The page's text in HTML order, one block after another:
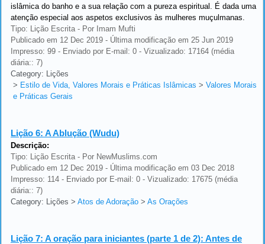
islâmica do banho e a sua relação com a pureza espiritual. É dada uma
atenção especial aos aspetos exclusivos às mulheres muçulmanas.
Tipo: Lição Escrita - Por Imam Mufti
Publicado em 12 Dec 2019 - Última modificação em 25 Jun 2019
Impresso: 99 - Enviado por E-mail: 0 - Vizualizado: 17164 (média
diária:: 7)
Category: Lições
> Estilo de Vida, Valores Morais e Práticas Islâmicas > Valores Morais
e Práticas Gerais
Lição 6: A Ablução (Wudu)
Descrição:
Tipo: Lição Escrita - Por NewMuslims.com
Publicado em 12 Dec 2019 - Última modificação em 03 Dec 2018
Impresso: 114 - Enviado por E-mail: 0 - Vizualizado: 17675 (média
diária:: 7)
Category: Lições > Atos de Adoração > As Orações
Lição 7: A oração para iniciantes (parte 1 de 2): Antes de